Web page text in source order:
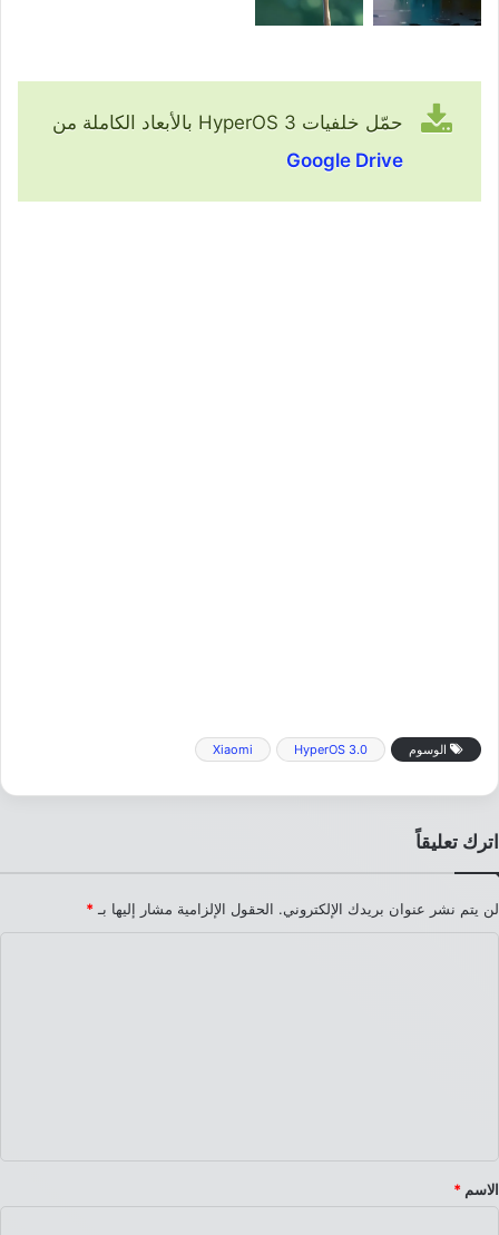
حمّل خلفيات HyperOS 3 بالأبعاد الكاملة من
Google Drive
الوسوم HyperOS 3.0
Xiaomi
اترك تعليقاً
لن يتم نشر عنوان بريدك الإلكتروني. الحقول الإلزامية مشار إليها بـ *
*
الاسم *